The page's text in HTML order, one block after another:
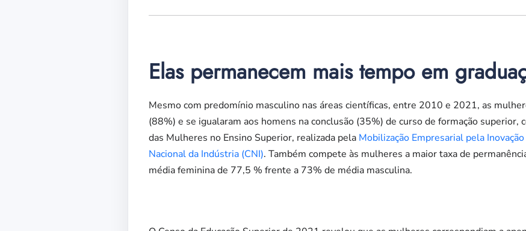
Elas permanecem mais tempo em
Mesmo com predomínio masculino nas áreas científicas, entre 2010 e 2021, as
(88%) e se igualaram aos homens na conclusão (35%) de curso de formação superior,
das Mulheres no Ensino Superior, realizada pela Mobilização Empresarial pela Inovação
Nacional da Indústria (CNI). Também compete às mulheres a maior taxa de
média feminina de 77,5 % frente a 73% de média masculina.